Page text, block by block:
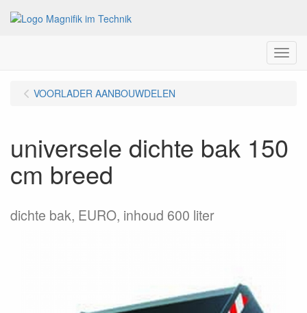
Menu
VOORLADER AANBOUWDELEN
universele dichte bak 150
cm breed
dichte bak, EURO, inhoud 600 liter